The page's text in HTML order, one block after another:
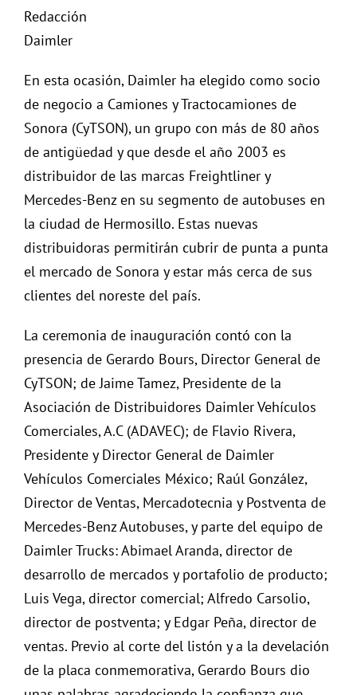
Redacción
Daimler
En esta ocasión, Daimler ha elegido como socio
de negocio a Camiones y Tractocamiones de
Sonora (CyTSON), un grupo con más de 80 años
de antigüedad y que desde el año 2003 es
distribuidor de las marcas Freightliner y
Mercedes-Benz en su segmento de autobuses en
la ciudad de Hermosillo. Estas nuevas
distribuidoras permitirán cubrir de punta a punta
el mercado de Sonora y estar más cerca de sus
clientes del noreste del país.
La ceremonia de inauguración contó con la
presencia de Gerardo Bours, Director General de
CyTSON; de Jaime Tamez, Presidente de la
Asociación de Distribuidores Daimler Vehículos
Comerciales, A.C (ADAVEC); de Flavio Rivera,
Presidente y Director General de Daimler
Vehículos Comerciales México; Raúl González,
Director de Ventas, Mercadotecnia y Postventa de
Mercedes-Benz Autobuses, y parte del equipo de
Daimler Trucks: Abimael Aranda, director de
desarrollo de mercados y portafolio de producto;
Luis Vega, director comercial; Alfredo Carsolio,
director de postventa; y Edgar Peña, director de
ventas. Previo al corte del listón y a la develación
de la placa conmemorativa, Gerardo Bours dio